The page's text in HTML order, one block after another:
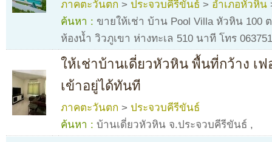
ภาคตะวันตก > ประจวบคีรีขันธ์ > อำเภอหัวหิน
ค้นหา : ขายให้เช่า บ้าน Pool Villa หัวหิน 100
ห้องน้ำ วิวภูเขา ห่างทะเล 510 นาที โทร
ให้เช่าบ้านเดี่ยวหัวหิน พื้นที่กว้าง เฟ
เข้าอยู่ได้ทันที
ภาคตะวันตก > ประจวบคีรีขันธ์
ค้นหา : บ้านเดี่ยวหัวหิน จ.ประจวบคีรีขันธ์ ,